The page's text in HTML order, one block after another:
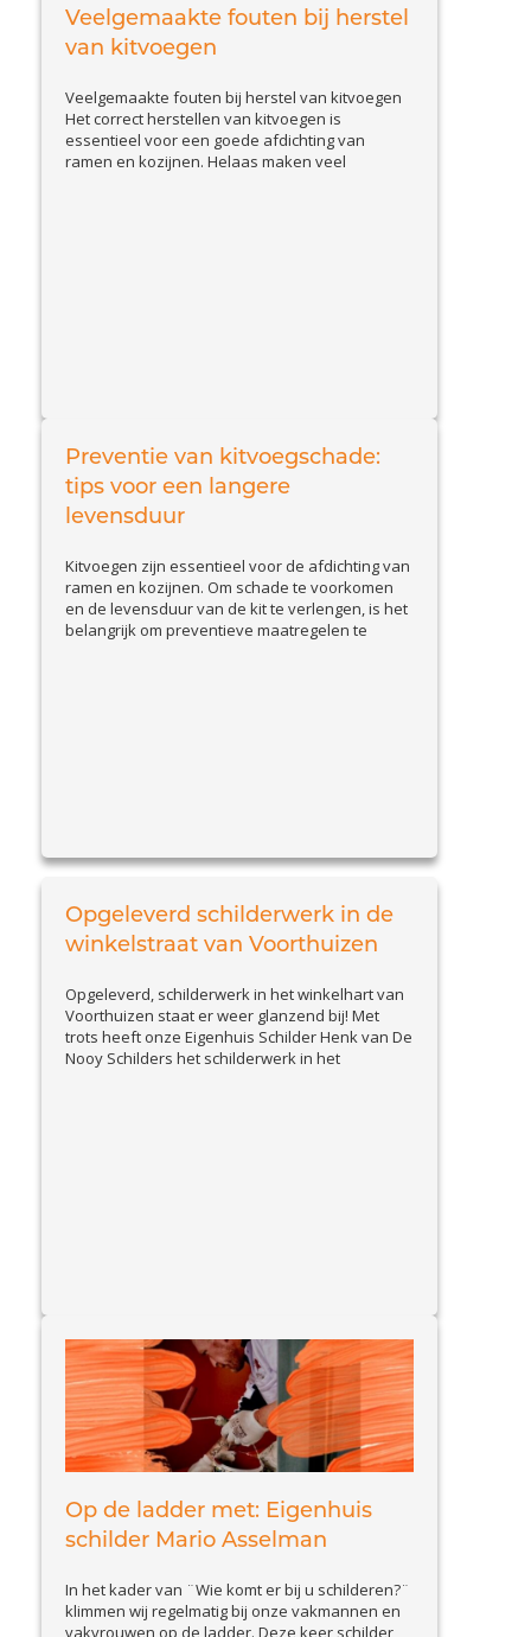
hoe u schade door slakken herkent en welke
effectieve...View Article
Veelgemaakte fouten bij herstel
van kitvoegen
Veelgemaakte fouten bij herstel van kitvoegen
Het correct herstellen van kitvoegen is
essentieel voor een goede afdichting van
ramen en kozijnen. Helaas maken veel
Preventie van kitvoegschade:
tips voor een langere
levensduur
Kitvoegen zijn essentieel voor de afdichting van
ramen en kozijnen. Om schade te voorkomen
en de levensduur van de kit te verlengen, is het
belangrijk om preventieve maatregelen te
Opgeleverd schilderwerk in de
winkelstraat van Voorthuizen
Opgeleverd, schilderwerk in het winkelhart van
Voorthuizen staat er weer glanzend bij! Met
trots heeft onze Eigenhuis Schilder Henk van De
Nooy Schilders het schilderwerk in het
Op de ladder met: Eigenhuis
schilder Mario Asselman
In het kader van ¨Wie komt er bij u schilderen?¨
klimmen wij regelmatig bij onze vakmannen en
vakvrouwen op de ladder. Deze keer schilder